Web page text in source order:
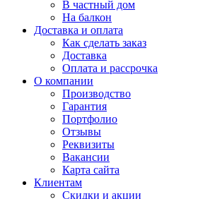
В частный дом
На балкон
Доставка и оплата
Как сделать заказ
Доставка
Оплата и рассрочка
О компании
Производство
Гарантия
Портфолио
Отзывы
Реквизиты
Вакансии
Карта сайта
Клиентам
Скидки и акции